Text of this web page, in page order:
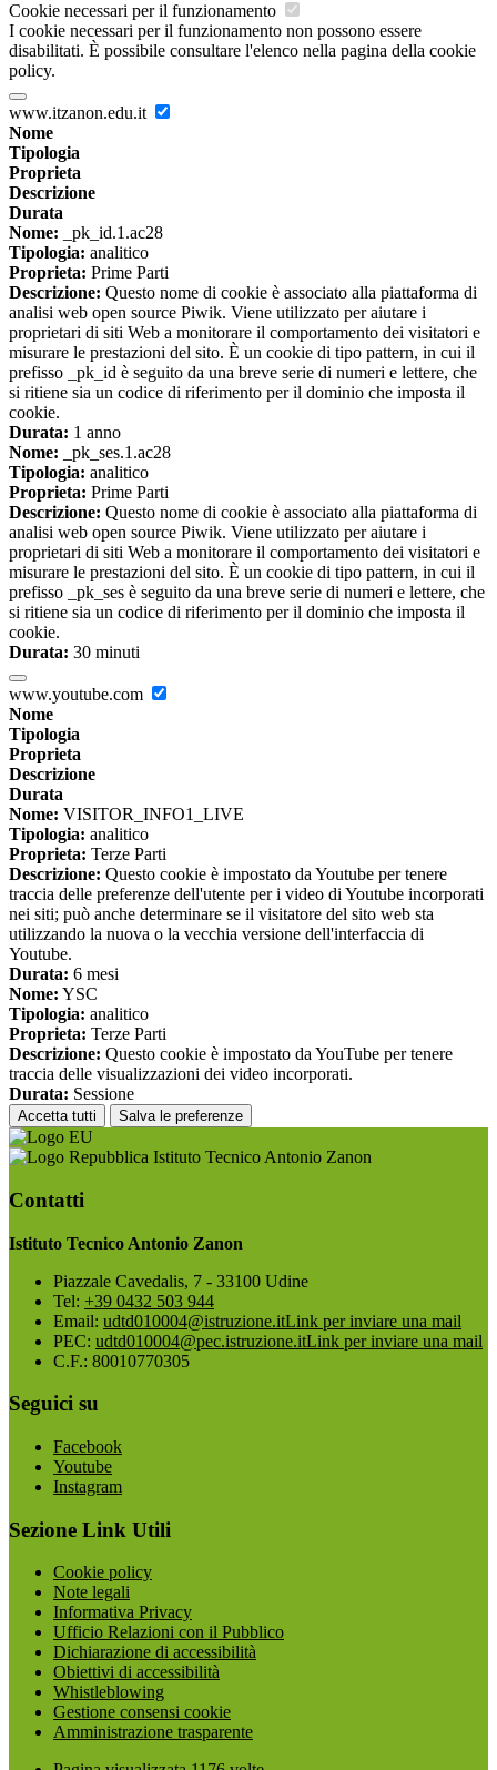
Cookie necessari per il funzionamento
I cookie necessari per il funzionamento non possono essere
disabilitati. È possibile consultare l'elenco nella pagina della cookie
policy.
www.itzanon.edu.it
Nome
Tipologia
Proprieta
Descrizione
Durata
Nome: _pk_id.1.ac28
Tipologia: analitico
Proprieta: Prime Parti
Descrizione: Questo nome di cookie è associato alla piattaforma di
analisi web open source Piwik. Viene utilizzato per aiutare i
proprietari di siti Web a monitorare il comportamento dei visitatori e
misurare le prestazioni del sito. È un cookie di tipo pattern, in cui il
prefisso _pk_id è seguito da una breve serie di numeri e lettere, che
si ritiene sia un codice di riferimento per il dominio che imposta il
cookie.
Durata: 1 anno
Nome: _pk_ses.1.ac28
Tipologia: analitico
Proprieta: Prime Parti
Descrizione: Questo nome di cookie è associato alla piattaforma di
analisi web open source Piwik. Viene utilizzato per aiutare i
proprietari di siti Web a monitorare il comportamento dei visitatori e
misurare le prestazioni del sito. È un cookie di tipo pattern, in cui il
prefisso _pk_ses è seguito da una breve serie di numeri e lettere, che
si ritiene sia un codice di riferimento per il dominio che imposta il
cookie.
Durata: 30 minuti
www.youtube.com
Nome
Tipologia
Proprieta
Descrizione
Durata
Nome: VISITOR_INFO1_LIVE
Tipologia: analitico
Proprieta: Terze Parti
Descrizione: Questo cookie è impostato da Youtube per tenere
traccia delle preferenze dell'utente per i video di Youtube incorporati
nei siti; può anche determinare se il visitatore del sito web sta
utilizzando la nuova o la vecchia versione dell'interfaccia di
Youtube.
Durata: 6 mesi
Nome: YSC
Tipologia: analitico
Proprieta: Terze Parti
Descrizione: Questo cookie è impostato da YouTube per tenere
traccia delle visualizzazioni dei video incorporati.
Durata: Sessione
Accetta tutti Salva le preferenze
Istituto Tecnico Antonio Zanon
Contatti
Istituto Tecnico Antonio Zanon
Piazzale Cavedalis, 7 - 33100 Udine
Tel: +39 0432 503 944
Email: udtd010004@istruzione.itLink per inviare una mail
PEC: udtd010004@pec.istruzione.itLink per inviare una mail
C.F.: 80010770305
Seguici su
Facebook
Youtube
Instagram
Sezione Link Utili
Cookie policy
Note legali
Informativa Privacy
Ufficio Relazioni con il Pubblico
Dichiarazione di accessibilità
Obiettivi di accessibilità
Whistleblowing
Gestione consensi cookie
Amministrazione trasparente